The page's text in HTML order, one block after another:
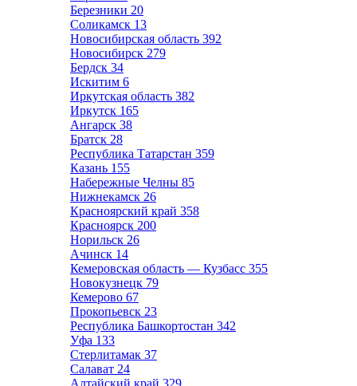
Березники 20
Соликамск 13
Новосибирская область 392
Новосибирск 279
Бердск 34
Искитим 6
Иркутская область 382
Иркутск 165
Ангарск 38
Братск 28
Республика Татарстан 359
Казань 155
Набережные Челны 85
Нижнекамск 26
Красноярский край 358
Красноярск 200
Норильск 26
Ачинск 14
Кемеровская область — Кузбасс 355
Новокузнецк 79
Кемерово 67
Прокопьевск 23
Республика Башкортостан 342
Уфа 133
Стерлитамак 37
Салават 24
Алтайский край 329